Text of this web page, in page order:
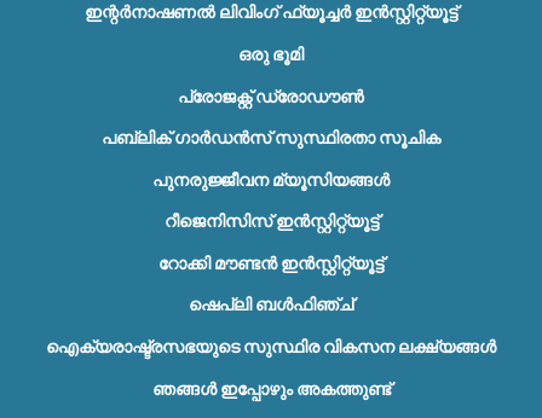
ഇന്റർനാഷണൽ ലിവിംഗ് ഫ്യൂച്ചർ ഇൻസ്റ്റിറ്റ്യൂട്ട്
ഒരു ഭൂമി
പ്രോജക്റ്റ് ഡ്രോഡൗൺ
പബ്ലിക് ഗാർഡൻസ് സുസ്ഥിരതാ സൂചിക
പുനരുജ്ജീവന മ്യൂസിയങ്ങൾ
റീജെനിസിസ് ഇൻസ്റ്റിറ്റ്യൂട്ട്
റോക്കി മൗണ്ടൻ ഇൻസ്റ്റിറ്റ്യൂട്ട്
ഷെപ്ലി ബൾഫിഞ്ച്
ഐക്യരാഷ്ട്രസഭയുടെ സുസ്ഥിര വികസന ലക്ഷ്യങ്ങൾ
ഞങ്ങൾ ഇപ്പോഴും അകത്തുണ്ട്